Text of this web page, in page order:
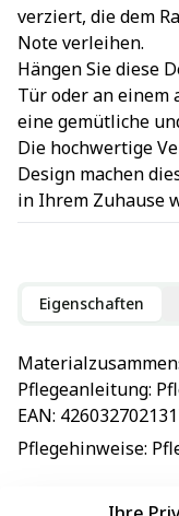
verziert, die dem
Note verleihen.
Hängen Sie diese
Tür oder an einem
eine gemütliche
Die hochwertige
Design machen
in Ihrem Zuhause
Eigenschaften
Pflegeanleitung:
EAN:
Pflegehinweise: